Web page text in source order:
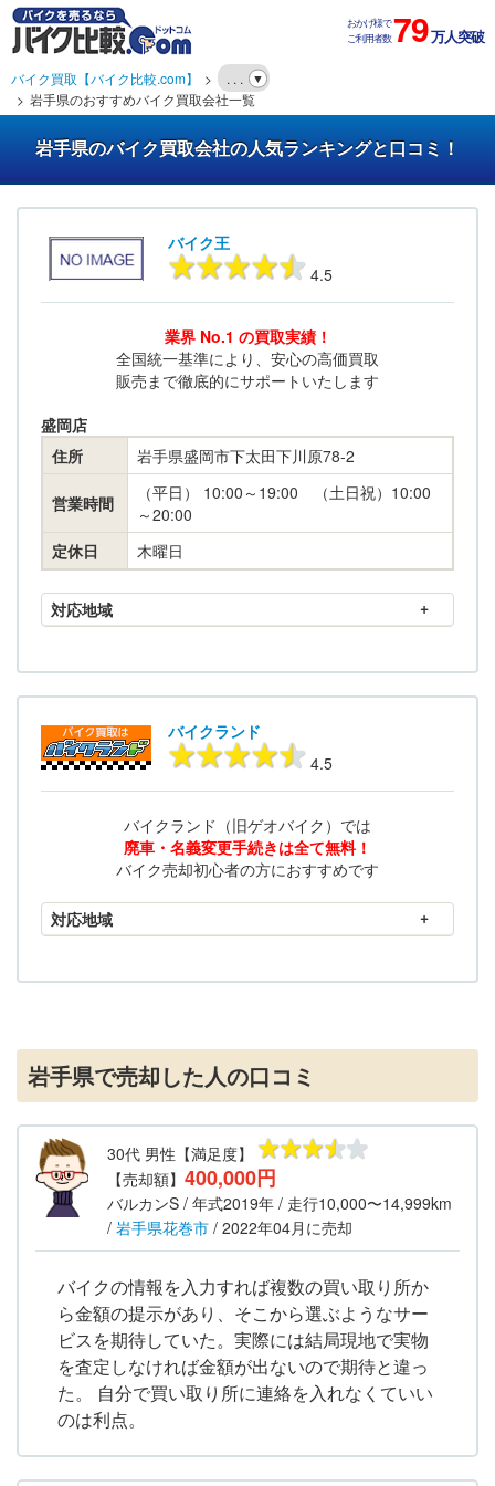
おかげ様で
ご利用者数79万人突破
バイク買取【バイク比較.com】
. . .
岩手県のおすすめバイク買取会社一覧
岩手県のバイク買取会社の人気ランキングと口コミ！
バイク王
4.5
業界 No.1 の買取実績！
全国統一基準により、安心の高価買取
販売まで徹底的にサポートいたします
盛岡店
住所
岩手県盛岡市下太田下川原78-2
営業時間
（平日） 10:00～19:00 （土日祝）10:00
～20:00
定休日
木曜日
対応地域
バイクランド
4.5
バイクランド（旧ゲオバイク）では
廃車・名義変更手続きは全て無料！
バイク売却初心者の方におすすめです
対応地域
岩手県で売却した人の口コミ
30代 男性 【満足度】
【売却額】 400,000円
バルカンS / 年式2019年 / 走行10,000〜14,999km
/ 岩手県花巻市 / 2022年04月 に売却
バイクの情報を入力すれば複数の買い取り所か
ら金額の提示があり、そこから選ぶようなサー
ビスを期待していた。実際には結局現地で実物
を査定しなければ金額が出ないので期待と違っ
た。 自分で買い取り所に連絡を入れなくていい
のは利点。